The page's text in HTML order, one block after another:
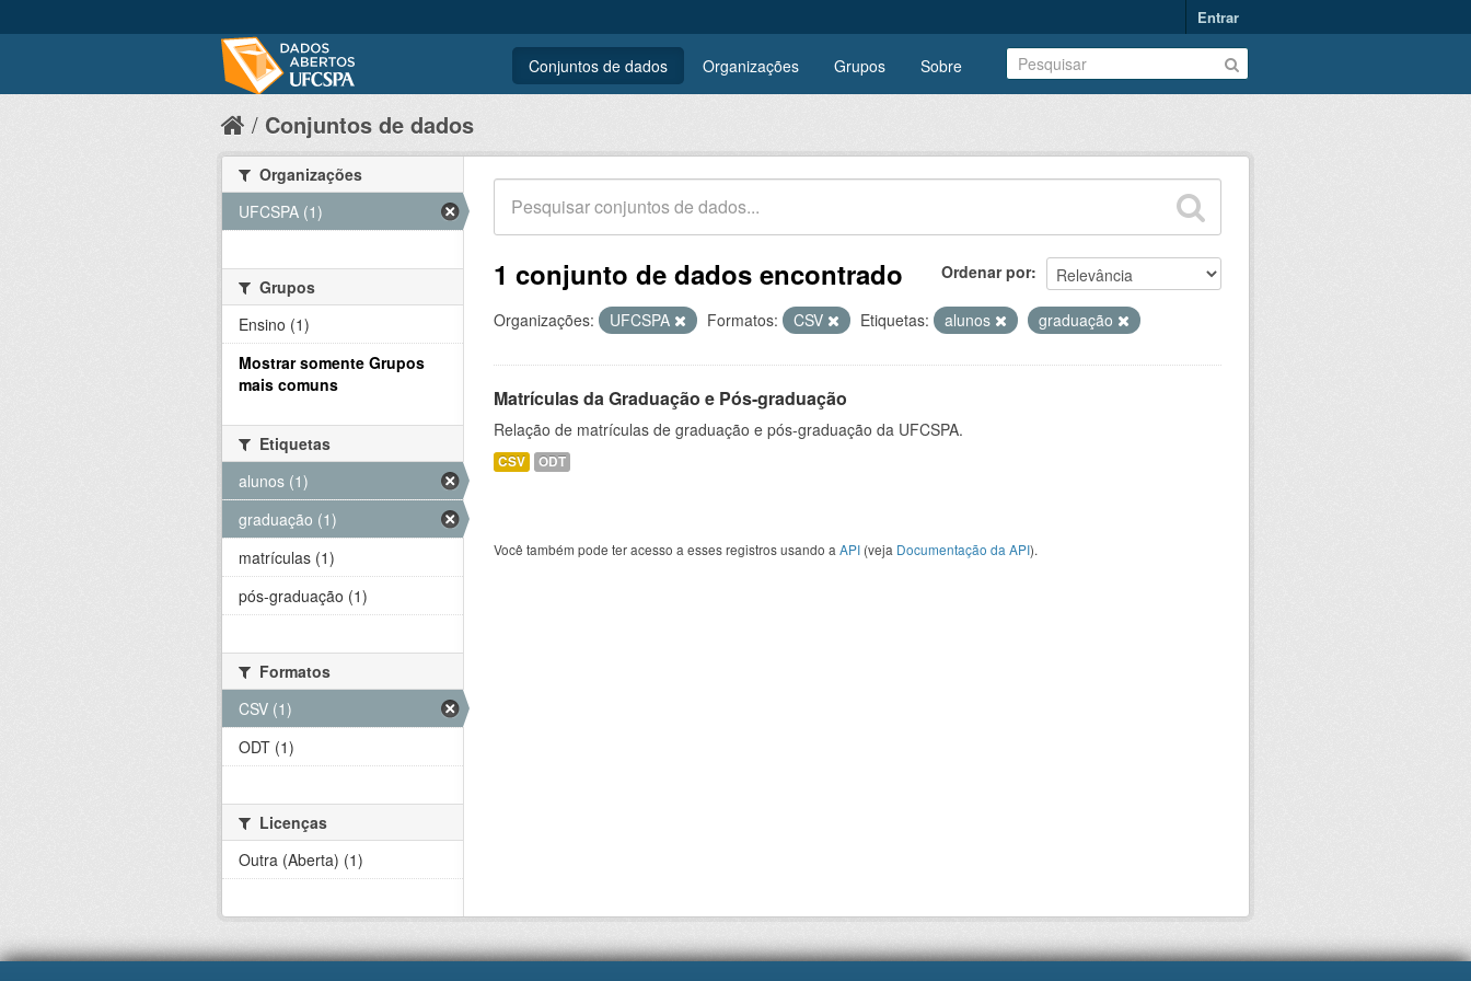
Entrar
Conjuntos de dados Organizações Grupos Sobre
Conjuntos de dados
Ordenar por
1 conjunto de dados encontrado
Organizações: UFCSPA Formatos: CSV Etiquetas: alunos graduação
Matrículas da Graduação e Pós-graduação
Relação de matrículas de graduação e pós-graduação da UFCSPA.
CSV ODT
Você também pode ter acesso a esses registros usando a API (veja Documentação da API).
Organizações
UFCSPA (1)
Grupos
Ensino (1)
Mostrar somente Grupos
mais comuns
Etiquetas
alunos (1)
graduação (1)
matrículas (1)
pós-graduação (1)
Formatos
CSV (1)
ODT (1)
Licenças
Outra (Aberta) (1)